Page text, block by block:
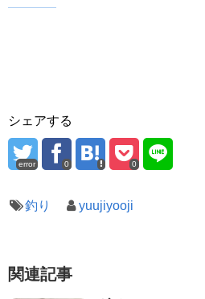
シェアする
error 0 0
釣り yuujiyooji
関連記事